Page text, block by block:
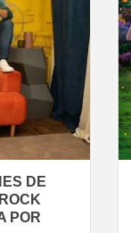
DE
POR